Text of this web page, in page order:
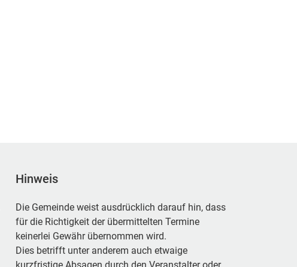
Hinweis
Die Gemeinde weist ausdrücklich darauf hin, dass
für die Richtigkeit der übermittelten Termine
keinerlei Gewähr übernommen wird.
Dies betrifft unter anderem auch etwaige